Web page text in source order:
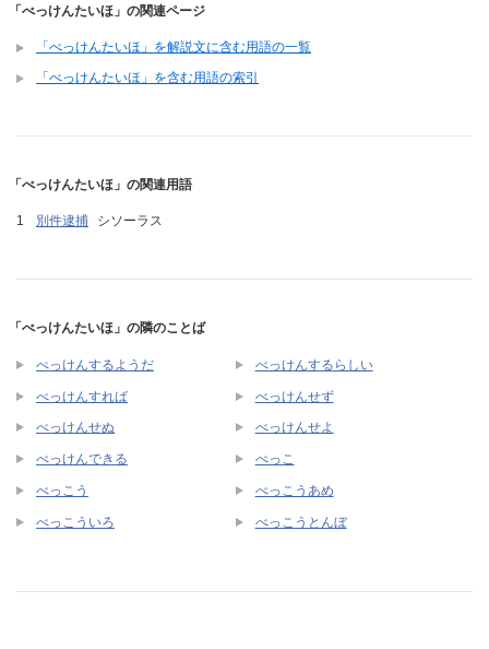
「べっけんたいほ」の関連ページ
「べっけんたいほ」を解説文に含む用語の一覧
「べっけんたいほ」を含む用語の索引
「べっけんたいほ」の関連用語
別件逮捕 シソーラス
「べっけんたいほ」の隣のことば
べっけんするようだ べっけんするらしい
べっけんすれば べっけんせず
べっけんせぬ べっけんせよ
べっけんできる べっこ
べっこう べっこうあめ
べっこういろ べっこうとんぼ